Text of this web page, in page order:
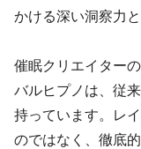
かける深い洞察力
催眠クリエイター
バルヒプノは、従
持っています。レ
のではなく、徹底